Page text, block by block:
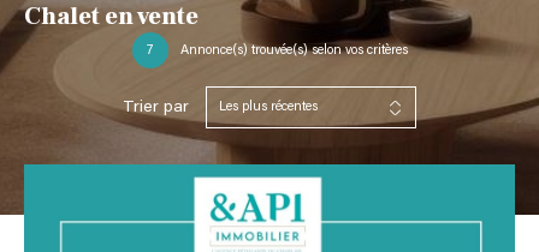
Chalet en vente
7 Annonce(s) trouvée(s) selon vos critères
Trier par Les plus récentes